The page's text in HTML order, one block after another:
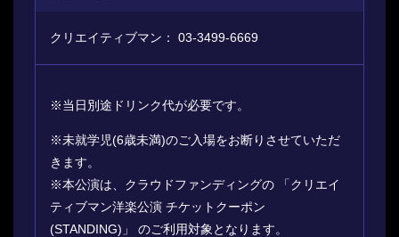
クリエイティブマン： 03-3499-6669
※当日別途ドリンク代が必要です。
※未就学児(6歳未満)のご入場をお断りさせていただ
きます。
※本公演は、クラウドファンディングの 「クリエイ
ティブマン洋楽公演 チケットクーポン
(STANDING)」 のご利用対象となります。